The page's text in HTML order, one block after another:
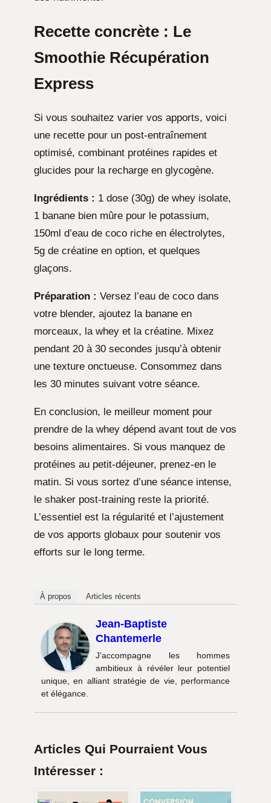
Recette concrète : Le
Smoothie Récupération
Express
Si vous souhaitez varier vos apports, voici
une recette pour un post-entraînement
optimisé, combinant protéines rapides et
glucides pour la recharge en glycogène.
Ingrédients : 1 dose (30g) de whey isolate,
1 banane bien mûre pour le potassium,
150ml d’eau de coco riche en électrolytes,
5g de créatine en option, et quelques
glaçons.
Préparation : Versez l’eau de coco dans
votre blender, ajoutez la banane en
morceaux, la whey et la créatine. Mixez
pendant 20 à 30 secondes jusqu’à obtenir
une texture onctueuse. Consommez dans
les 30 minutes suivant votre séance.
En conclusion, le meilleur moment pour
prendre de la whey dépend avant tout de vos
besoins alimentaires. Si vous manquez de
protéines au petit-déjeuner, prenez-en le
matin. Si vous sortez d’une séance intense,
le shaker post-training reste la priorité.
L’essentiel est la régularité et l’ajustement
de vos apports globaux pour soutenir vos
efforts sur le long terme.
À propos Articles récents
Jean-Baptiste
Chantemerle
J’accompagne les hommes
ambitieux à révéler leur potentiel
unique, en alliant stratégie de vie, performance
et élégance.
Articles Qui Pourraient Vous
Intéresser :